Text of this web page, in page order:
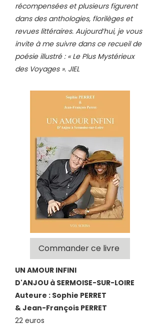
récompensées et plusieurs figurent
dans des anthologies, florilèges et
revues littéraires. Aujourd’hui, je vous
invite à me suivre dans ce recueil de
poésie illustré : « Le Plus Mystérieux
des Voyages ». JIEL
Commander ce livre
UN AMOUR INFINI
D'ANJOU à SERMOISE-SUR-LOIRE
Auteure : Sophie PERRET
& Jean-François PERRET
22 euros